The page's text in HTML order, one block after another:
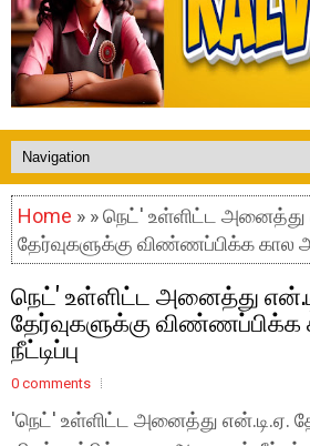
Home » » நெட்' உள்ளிட்ட அனைத்து
தேர்வுகளுக்கு விண்ணப்பிக்க கால
நெட்' உள்ளிட்ட அனைத்து
தேர்வுகளுக்கு
நீட்டிப்பு
0 comments
'நெட்' உள்ளிட்ட அனைத்து என்.டி.ஏ.